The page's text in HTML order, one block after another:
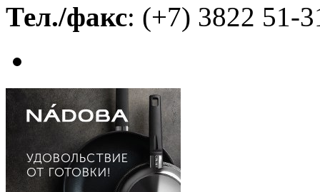
Тел./факс: (+7) 3822 51-